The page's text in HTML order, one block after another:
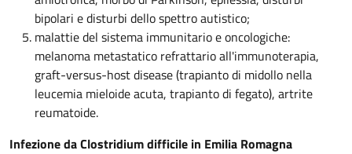
bipolari e disturbi dello spettro autistico;
malattie del sistema immunitario e oncologiche:
melanoma metastatico refrattario all'immunoterapia,
graft-versus-host disease (trapianto di midollo nella
leucemia mieloide acuta, trapianto di fegato), artrite
reumatoide.
Infezione da Clostridium difficile in Emilia Romagna